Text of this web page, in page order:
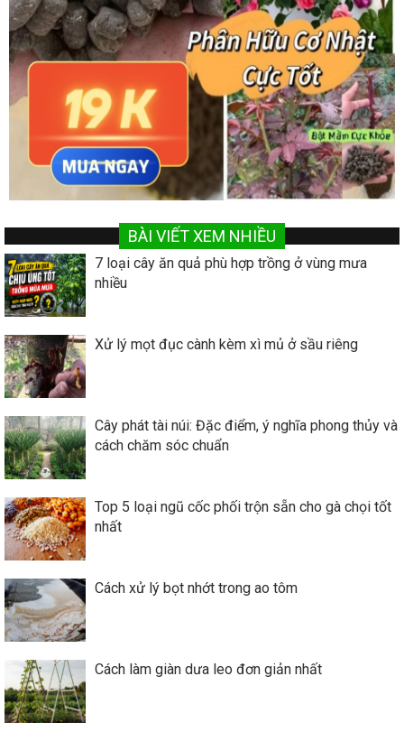
BÀI VIẾT XEM NHIỀU
7 loại cây ăn quả phù hợp trồng ở vùng mưa
nhiều
Xử lý mọt đục cành kèm xì mủ ở sầu riêng
Cây phát tài núi: Đặc điểm, ý nghĩa phong thủy và
cách chăm sóc chuẩn
Top 5 loại ngũ cốc phối trộn sẵn cho gà chọi tốt
nhất
Cách xử lý bọt nhớt trong ao tôm
Cách làm giàn dưa leo đơn giản nhất